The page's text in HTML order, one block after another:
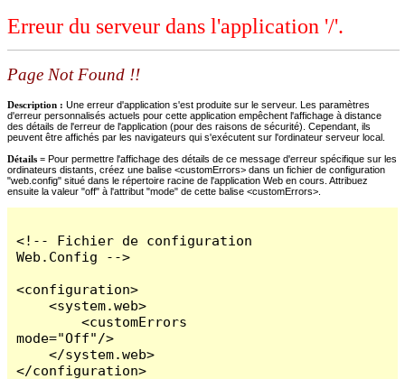
Erreur du serveur dans l'application '/'.
Page Not Found !!
Description : Une erreur d'application s'est produite sur le serveur. Les paramètres
d'erreur personnalisés actuels pour cette application empêchent l'affichage à distance
des détails de l'erreur de l'application (pour des raisons de sécurité). Cependant, ils
peuvent être affichés par les navigateurs qui s'exécutent sur l'ordinateur serveur local.
Détails = Pour permettre l'affichage des détails de ce message d'erreur spécifique sur les
ordinateurs distants, créez une balise <customErrors> dans un fichier de configuration
"web.config" situé dans le répertoire racine de l'application Web en cours. Attribuez
ensuite la valeur "off" à l'attribut "mode" de cette balise <customErrors>.
<!-- Fichier de configuration
Web.Config -->
<configuration>
    <system.web>
        <customErrors
mode="Off"/>
    </system.web>
</configuration>